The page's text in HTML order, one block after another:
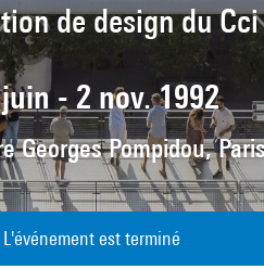
de design du Cci
- 2 nov. 1992
Georges Pompidou,
L'événement est terminé